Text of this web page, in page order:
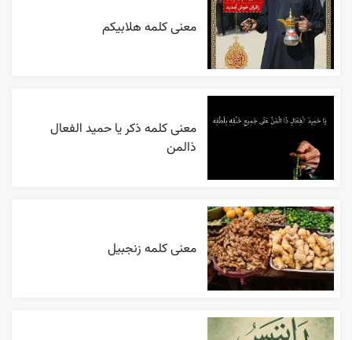
معنی کلمه هلابیکم
معنی کلمه ذکر یا حمید الفعال
ذالمن
معنی کلمه زنجبیل